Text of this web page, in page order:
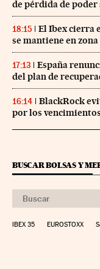
de pérdida de
18:15
El Ibex cierra
se mantiene en
17:13
España
del plan de
16:14
BlackRock
por los
BUSCAR BOLSAS Y
IBEX 35 EUROSTOXX